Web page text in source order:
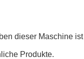
dieser Maschine
Produkte.